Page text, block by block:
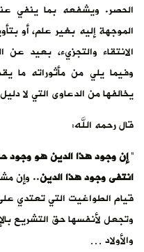
الحصر. ويشفعه بما ينفي
الموجهة إليه بغير علم، أو
الانتقاء والتجزيء، بعيد عن
وفيما يلي من مأثوراته ما
يخالفها من الدعاوى التي لا
قال رحمه الله:
”إن وجود هذا الدين هو وجود
انتفى وجود هذا الدين.. وإن
قيام الطواغيت التي تعتدي
وتجعل لأنفسها حق التشريع
والأولاد …